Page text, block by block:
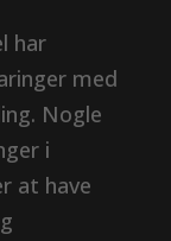
har
med
Nogle
i
at have